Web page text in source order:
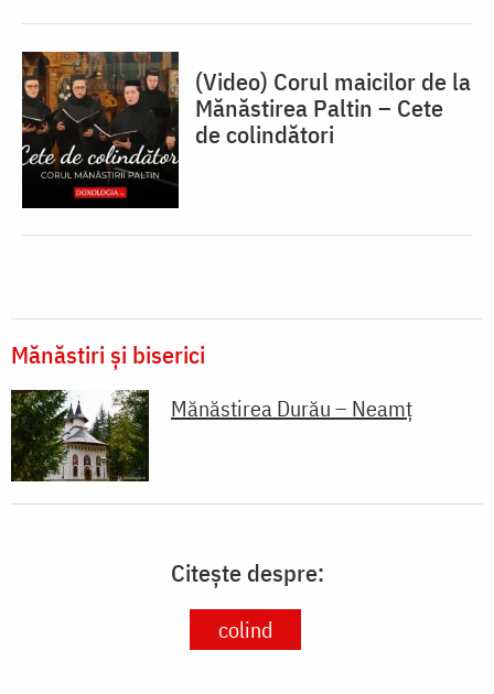
(Video) Corul maicilor de la
Mănăstirea Paltin – Cete
de colindători
Mănăstiri și biserici
Mănăstirea Durău – Neamț
Citește despre:
colind